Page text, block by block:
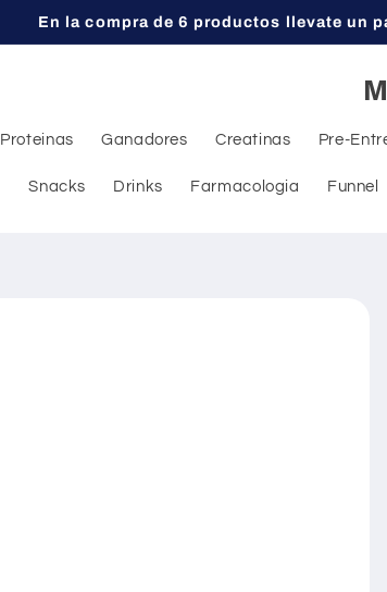
En la compra de 6 productos llevate un
Proteinas Ganadores Creatinas Pre-
Snacks Drinks Farmacologia Funnel